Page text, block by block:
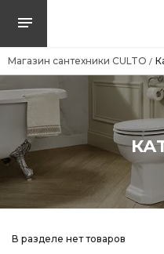
Магазин сантехники CULTO /
В разделе нет товаров